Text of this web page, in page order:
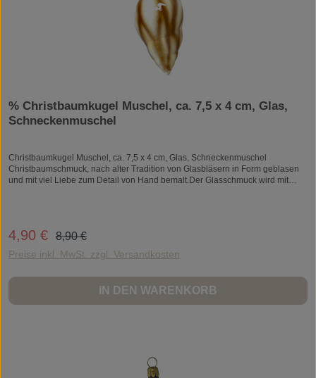
% Christbaumkugel Muschel, ca. 7,5 x 4 cm, Glas,
Schneckenmuschel
Christbaumkugel Muschel, ca. 7,5 x 4 cm, Glas, Schneckenmuschel
Christbaumschmuck, nach alter Tradition von Glasbläsern in Form geblasen
und mit viel Liebe zum Detail von Hand bemalt.Der Glasschmuck wird mit
Verkaufspreis:
4,90 € Regulärer Preis:
8,90 €
Preise inkl. MwSt. zzgl. Versandkosten
IN DEN WARENKORB